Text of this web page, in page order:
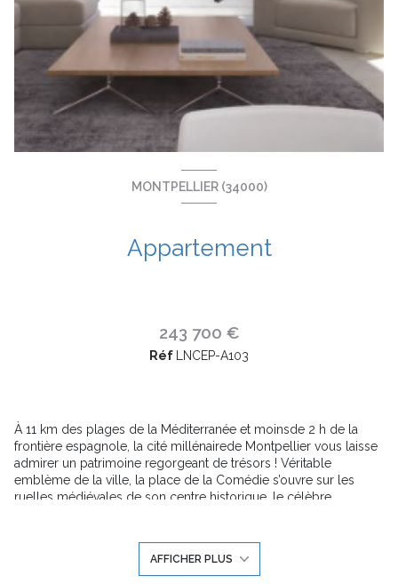
MONTPELLIER (34000)
Appartement
243 700 €
Réf LNCEP-A103
À 11 km des plages de la Méditerranée et moinsde 2 h de la
frontière espagnole, la cité millénairede Montpellier vous laisse
admirer un patrimoine regorgeant de trésors ! Véritable
emblème de la ville, la place de la Comédie s’ouvre sur les
ruelles médiévales de son centre historique, le célèbre
TGV et son aéroport facilitent les échanges,tandis que ses 4
lignes de tramway et 36 lignesde bus séduisent les actifs en
AFFICHER PLUS